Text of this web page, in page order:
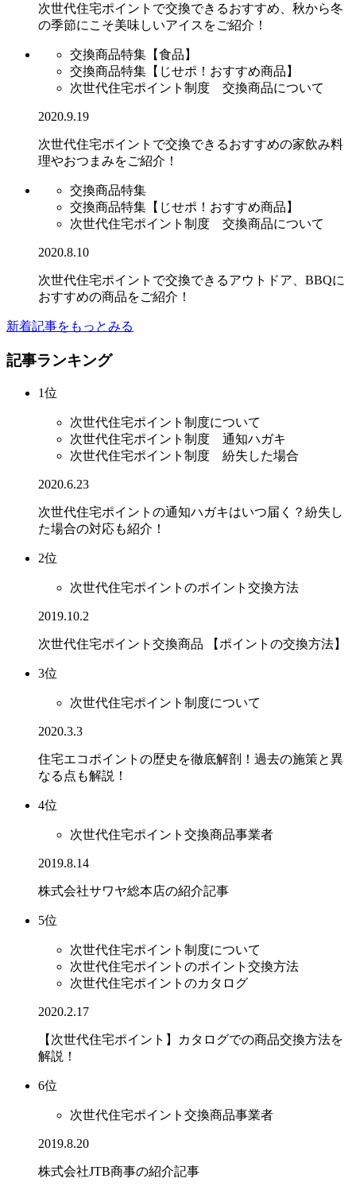
次世代住宅ポイントで交換できるおすすめ、秋から冬
の季節にこそ美味しいアイスをご紹介！
交換商品特集【食品】
交換商品特集【じせポ！おすすめ商品】
次世代住宅ポイント制度 交換商品について
2020.9.19
次世代住宅ポイントで交換できるおすすめの家飲み料
理やおつまみをご紹介！
交換商品特集
交換商品特集【じせポ！おすすめ商品】
次世代住宅ポイント制度 交換商品について
2020.8.10
次世代住宅ポイントで交換できるアウトドア、BBQに
おすすめの商品をご紹介！
新着記事をもっとみる
記事ランキング
1位
次世代住宅ポイント制度について
次世代住宅ポイント制度 通知ハガキ
次世代住宅ポイント制度 紛失した場合
2020.6.23
次世代住宅ポイントの通知ハガキはいつ届く？紛失し
た場合の対応も紹介！
2位
次世代住宅ポイントのポイント交換方法
2019.10.2
次世代住宅ポイント交換商品 【ポイントの交換方法】
3位
次世代住宅ポイント制度について
2020.3.3
住宅エコポイントの歴史を徹底解剖！過去の施策と異
なる点も解説！
4位
次世代住宅ポイント交換商品事業者
2019.8.14
株式会社サワヤ総本店の紹介記事
5位
次世代住宅ポイント制度について
次世代住宅ポイントのポイント交換方法
次世代住宅ポイントのカタログ
2020.2.17
【次世代住宅ポイント】カタログでの商品交換方法を
解説！
6位
次世代住宅ポイント交換商品事業者
2019.8.20
株式会社JTB商事の紹介記事